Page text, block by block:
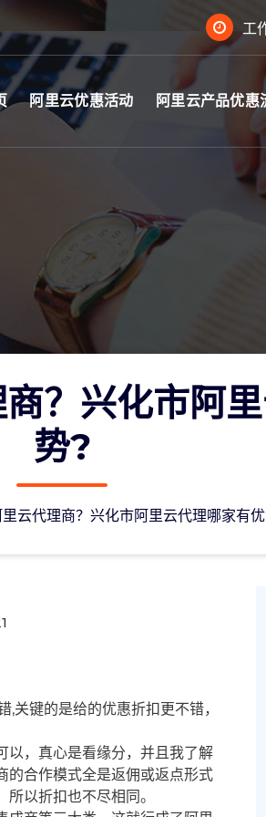
工
阿里云优惠活动 阿里云产品优惠
？兴化市阿
势?
云代理商？兴化市阿里云代理哪家有
关键的是给的优惠折扣更不错，
以，真心是看缘分，并且我了解
的合作模式全是返佣或返点形式
以折扣也不尽相同。